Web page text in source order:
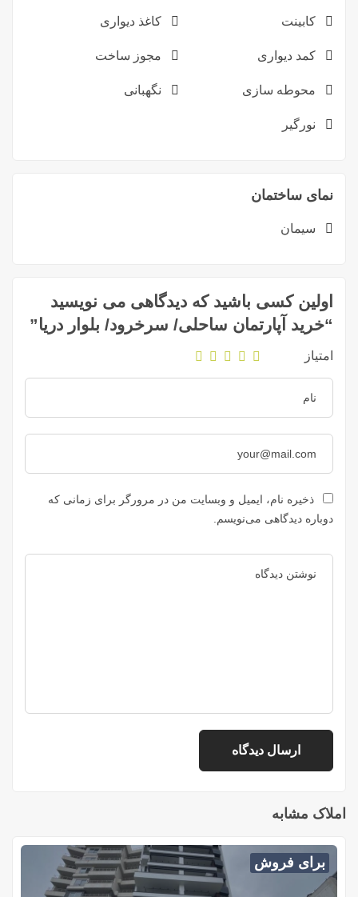
کابینت کاغذ دیواری
کمد دیواری مجوز ساخت
محوطه سازی نگهبانی
نورگیر
نمای ساختمان
سیمان
اولین کسی باشید که دیدگاهی می نویسید
“خرید آپارتمان ساحلی/ سرخرود/ بلوار دریا”
امتیاز
ذخیره نام، ایمیل و وبسایت من در مرورگر برای زمانی که
دوباره دیدگاهی می‌نویسم.
املاک مشابه
برای فروش